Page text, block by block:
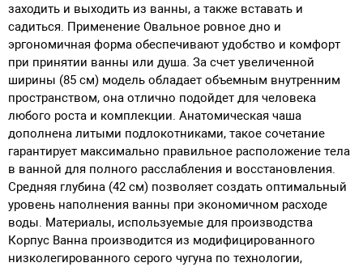
заходить и выходить из ванны, а также вставать и
садиться. Применение Овальное ровное дно и
эргономичная форма обеспечивают удобство и комфорт
при принятии ванны или душа. За счет увеличенной
ширины (85 см) модель обладает объемным внутренним
пространством, она отлично подойдет для человека
любого роста и комплекции. Анатомическая чаша
дополнена литыми подлокотниками, такое сочетание
гарантирует максимально правильное расположение тела
в ванной для полного расслабления и восстановления.
Средняя глубина (42 см) позволяет создать оптимальный
уровень наполнения ванны при экономичном расходе
воды. Материалы, используемые для производства
Корпус Ванна производится из модифицированного
низколегированного серого чугуна по технологии,